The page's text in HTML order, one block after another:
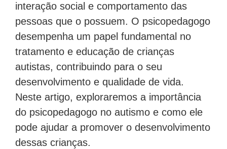
interação social e comportamento das
pessoas que o possuem. O psicopedagogo
desempenha um papel fundamental no
tratamento e educação de crianças
autistas, contribuindo para o seu
desenvolvimento e qualidade de vida.
Neste artigo, exploraremos a importância
do psicopedagogo no autismo e como ele
pode ajudar a promover o desenvolvimento
dessas crianças.